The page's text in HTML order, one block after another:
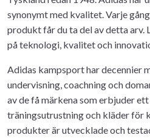
synonymt med kvalitet. Varje
produkt får du ta del av detta arv.
på teknologi, kvalitet och
Adidas kampsport har decennier
undervisning, coachning och
av de få märkena som erbjuder
träningsutrustning och kläder för
produkter är utvecklade och